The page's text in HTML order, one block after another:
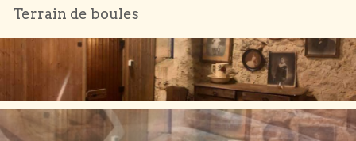
Terrain de boules